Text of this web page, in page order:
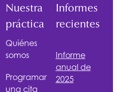
Nuestra
práctica
Quiénes
somos
Programar
una cita
Informes
recientes
Informe
anual de
2025